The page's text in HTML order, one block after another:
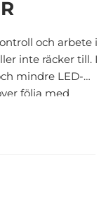
och arbete i
inte räcker till. I
mindre LED-
följa med
vill